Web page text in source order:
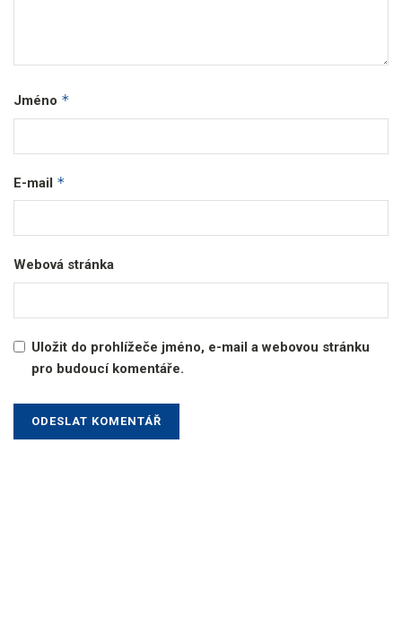
Jméno *
E-mail *
Webová stránka
Uložit do prohlížeče jméno, e-mail a webovou stránku
pro budoucí komentáře.